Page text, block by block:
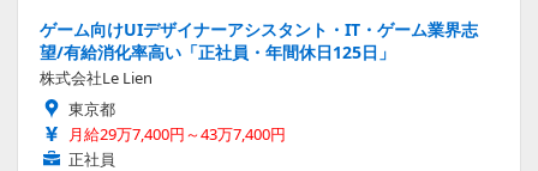
ゲーム向けUIデザイナーアシスタント・IT・ゲーム業界志
望/有給消化率高い「正社員・年間休日125日」
株式会社Le Lien
東京都
月給29万7,400円～43万7,400円
正社員